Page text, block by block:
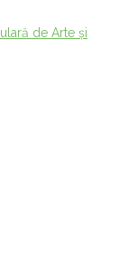
de Arte și